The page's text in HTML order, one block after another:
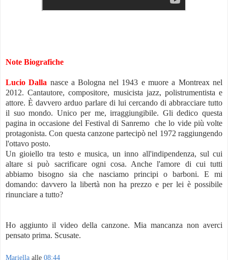
Note Biografiche
Lucio Dalla nasce a Bologna nel 1943 e muore a Montreax nel
2012. Cantautore, compositore, musicista jazz, polistrumentista e
attore. È davvero arduo parlare di lui cercando di abbracciare tutto
il suo mondo. Unico per me, irraggiungibile. Gli dedico questa
pagina in occasione del Festival di Sanremo che lo vide più volte
protagonista. Con questa canzone partecipò nel 1972 raggiungendo
l'ottavo posto.
Un gioiello tra testo e musica, un inno all'indipendenza, sul cui
altare si può sacrificare ogni cosa. Anche l'amore di cui tutti
abbiamo bisogno sia che nasciamo principi o barboni. E mi
domando: davvero la libertà non ha prezzo e per lei è possibile
rinunciare a tutto?
Ho aggiunto il video della canzone. Mia mancanza non averci
pensato prima. Scusate.
Mariella alle 08:44